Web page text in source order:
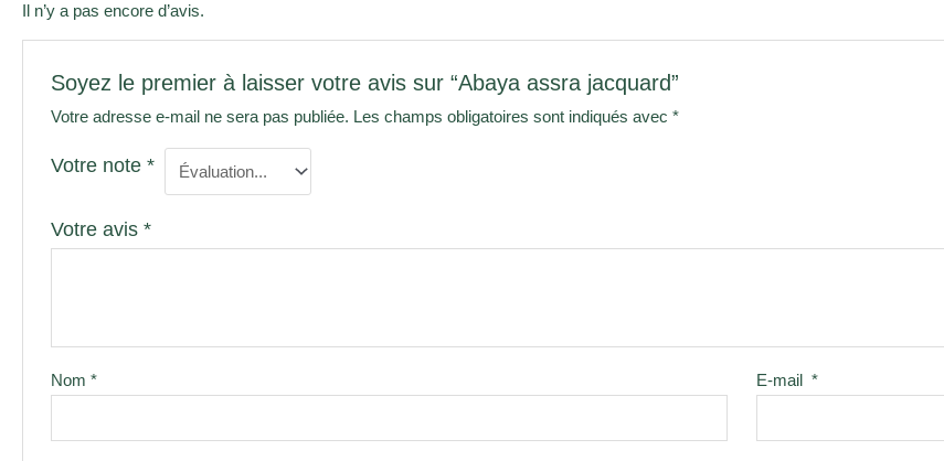
Il n’y a pas encore d’avis.
Soyez le premier à laisser votre avis sur “Abaya assra jacquard”
Votre adresse e-mail ne sera pas publiée. Les champs obligatoires sont indiqués avec*
Votre note*
Votre avis*
Nom* E-mail *